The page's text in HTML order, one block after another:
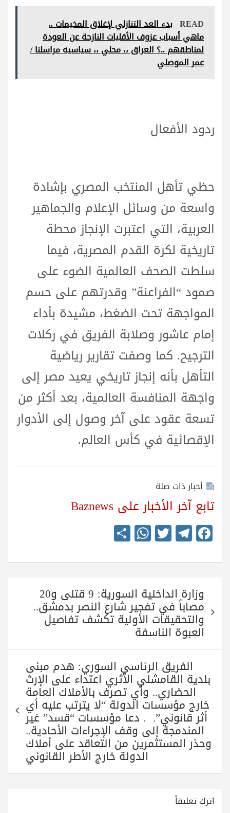
READ بدء العد التنازلي لإغلاق المخيمات ..
ماهي أسباب عزوف الأقليات النازحة عن العودة
لمناطقهم ..؟ العراق ،، محلي ،، سياسيه مراسلنا /
عمر الموصلي
ردود الأفعال
حظي تأهل المنتخب المصري بإشادة
واسعة من وسائل الإعلام والجماهير
العربية، التي اعتبرت الإنجاز محطة
تاريخية لكرة القدم المصرية، فيما
سلطت الصحف العالمية الضوء على
صمود “الفراعنة” وقدرتهم على حسم
المواجهة تحت الضغط، مشيدة بأداء
إمام عاشور وصلابة الفريق في ركلات
الترجيح. كما وصفت تقارير رياضية
التأهل بأنه إنجاز تاريخي يعيد مصر إلى
واجهة المنافسة العالمية، بعد أكثر من
تسعة عقود على آخر وصول إلى الأدوار
الإقصائية في كأس العالم.
أخبار ذات صلة
تابع آخر الأخبار على Baznews
Fa
ce
bo
ok
Te
le
gr
a
m
T
wi
tte
r
W
ha
ts
A
pp
re
المقالات وزارة الداخلية السورية: 9 قتلى و20
مصاباً في تفجير شارع النصر بدمشق..
والتحقيقات الأولية تكشف تفاصيل
العبوة الناسفة
الفريق الرئاسي السوري: هدم مبنى
بلدية القامشلي الأثري اعتداء على الإرث
الحضاري.. وأي تصرف بالأملاك العامة
خارج مؤسسات الدولة “لا يترتب عليه أي
أثر قانوني”. . دعا مؤسسات “قسد” غير
المندمجة إلى وقف الإجراءات الأحادية..
وحذر المستثمرين من التعاقد على أملاك
الدولة خارج الأطر القانوني
اترك تعليقاً